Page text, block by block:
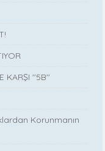
KARŞI ''5B''
Korunmanın